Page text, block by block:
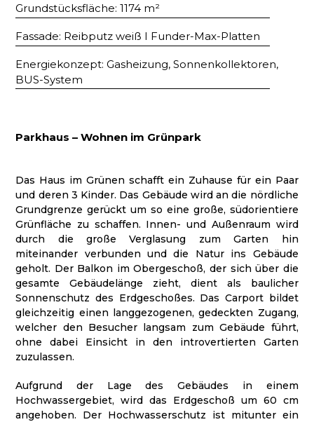
Grundstücksfläche: 1174 m²
Fassade: Reibputz weiß I Funder-Max-Platten
Energiekonzept: Gasheizung, Sonnenkollektoren,
BUS-System
Parkhaus – Wohnen im Grünpark
Das Haus im Grünen schafft ein Zuhause für ein Paar
und deren 3 Kinder. Das Gebäude wird an die nördliche
Grundgrenze gerückt um so eine große, südorientiere
Grünfläche zu schaffen. Innen- und Außenraum wird
durch die große Verglasung zum Garten hin
miteinander verbunden und die Natur ins Gebäude
geholt. Der Balkon im Obergeschoß, der sich über die
gesamte Gebäudelänge zieht, dient als baulicher
Sonnenschutz des Erdgeschoßes. Das Carport bildet
gleichzeitig einen langgezogenen, gedeckten Zugang,
welcher den Besucher langsam zum Gebäude führt,
ohne dabei Einsicht in den introvertierten Garten
zuzulassen.
Aufgrund der Lage des Gebäudes in einem
Hochwassergebiet, wird das Erdgeschoß um 60 cm
angehoben. Der Hochwasserschutz ist mitunter ein